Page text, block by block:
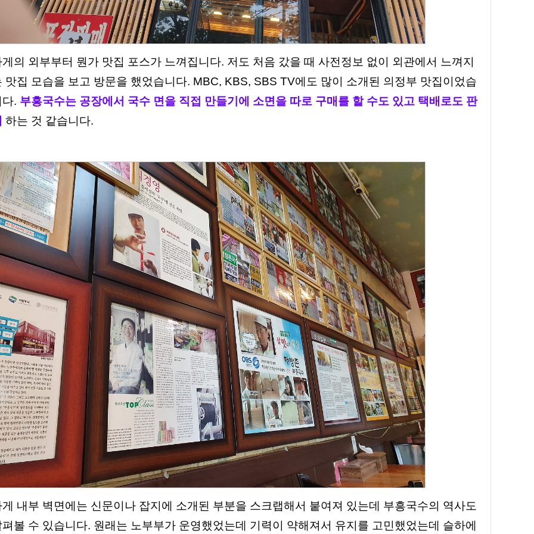
게의 외부부터 뭔가 맛집 포스가 느껴집니다. 저도 처음 갔을 때 사전정보 없이 외관에서 느껴지
맛집 모습을 보고 방문을 했었습니다. MBC, KBS, SBS TV에도 많이 소개 된 의정부 맛집이었습
. 부흥국수는 공장에서 국수 면을 직접 만들기에 소면을 따로 구매를 할 수도 있고 택배로도 판
하는 것 같습니다.
게 내부 벽면에는 신문이나 잡지에 소개된 부분을 스크랩해서 붙여져 있는데 부흥국수의 역사도
펴볼 수 있습니다. 원래는 노부부가 운영했었는데 기력이 약해져서 유지를 고민했었는데 슬하에